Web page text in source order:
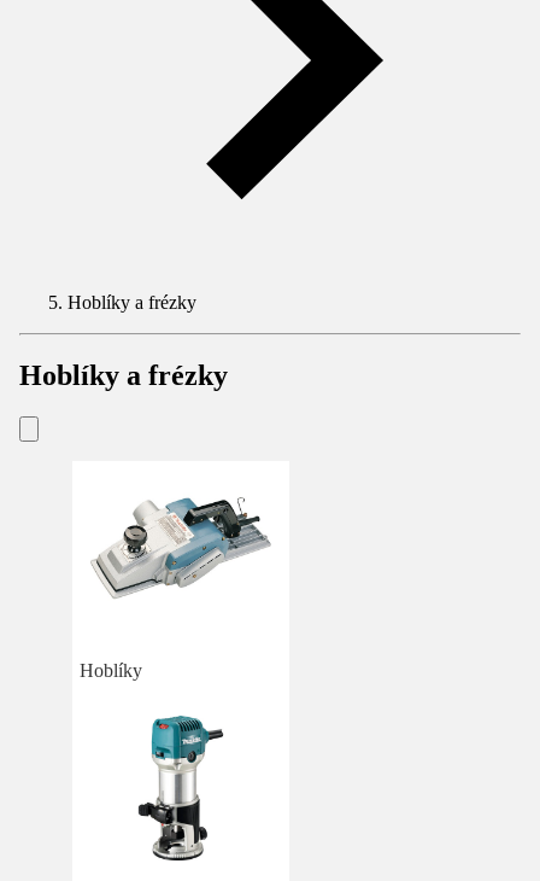
Hoblíky a frézky
Hoblíky a frézky
Hoblíky